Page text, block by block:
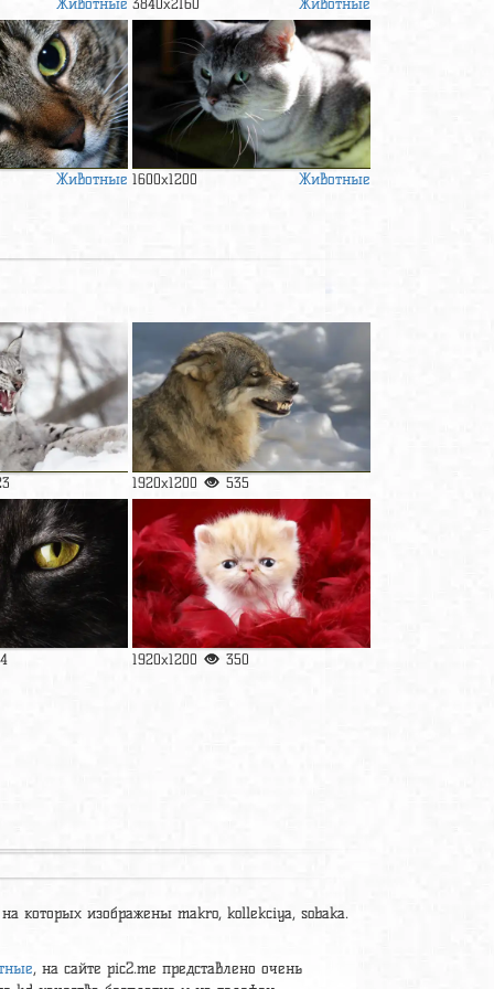
3840x2160
Животные 1600x1200 Животные
1920x1200 535
1920x1200 350
которых изображены makro, kollekciya, sobaka.
, на сайте pic2.me представлено очень